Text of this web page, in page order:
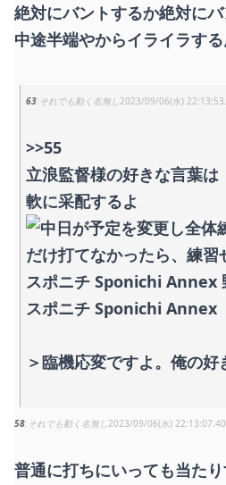
絶対にバントするか絶対に
中途半端やからイライラす
63 それでも動く名無し 2023/09/06(水)
>>55
立浪監督様の好きな言葉
軟に采配するよ
スポニチ Sponichi Annex
＞臨機応変ですよ。俺の好
58 それでも動く名無し 2023/09/06(水) 22:13:07.40
普通に打ちにいっても当た